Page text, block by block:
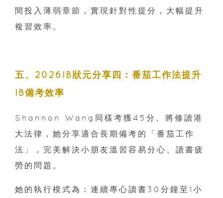
間投入薄弱章節，實現針對性提分，大幅提升
複習效率。
五、2026IB狀元分享四：番茄工作法提升
IB備考效率
Shannon Wang同樣考獲45分、將修讀港
大法律，她分享適合長期備考的「番茄工作
法」，完美解決小朋友溫習容易分心、讀書疲
勞的問題。
她的執行模式為：連續專心讀書30分鐘至1小